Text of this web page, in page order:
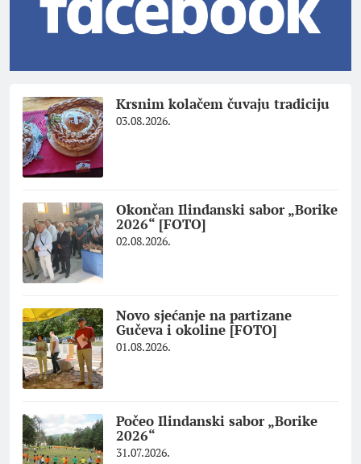
Krsnim kolačem čuvaju tradiciju
03.08.2026.
Okončan Ilindanski sabor „Borike
2026“ [FOTO]
02.08.2026.
Novo sjećanje na partizane
Gučeva i okoline [FOTO]
01.08.2026.
Počeo Ilindanski sabor „Borike
2026“
31.07.2026.